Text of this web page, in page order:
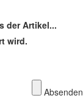
der Artikel...
wird.
Absenden